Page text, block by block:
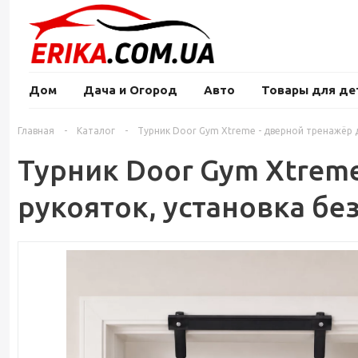
Дом Дача и Огород Авто Товары для
Главная - Каталог - Турник Door Gym Xtreme - дверной тренажёр
Турник Door Gym
рукояток, установка